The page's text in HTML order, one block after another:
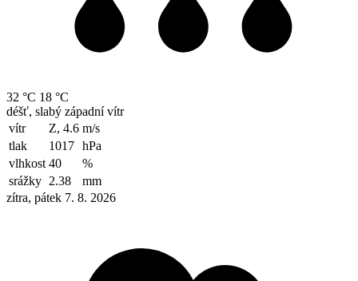
32 °C 18 °C
déšť, slabý západní vítr
vítr
Z, 4.6 m/s
tlak
1017 hPa
vlhkost 40
%
srážky 2.38
mm
zítra, pátek 7. 8. 2026